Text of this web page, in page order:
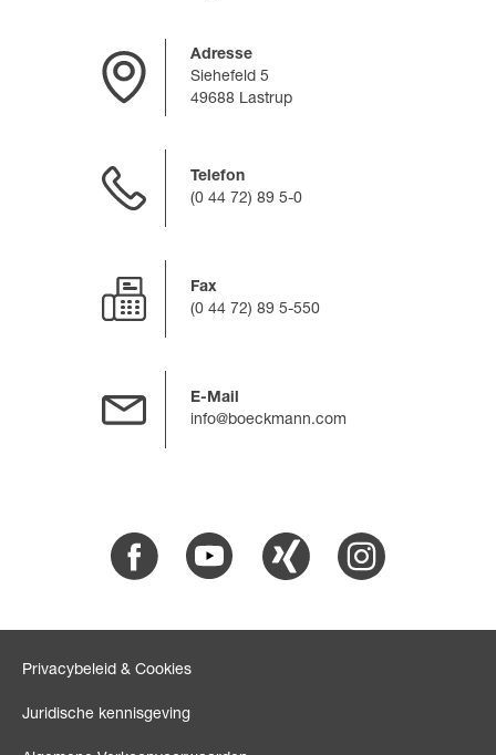
Adresse
Siehefeld 5
49688 Lastrup
Telefon
(0 44 72) 89 5-0
Fax
(0 44 72) 89 5-550
E-Mail
info@boeckmann.com
Facebook Youtube Xing Instagram
Privacybeleid & Cookies
Juridische kennisgeving